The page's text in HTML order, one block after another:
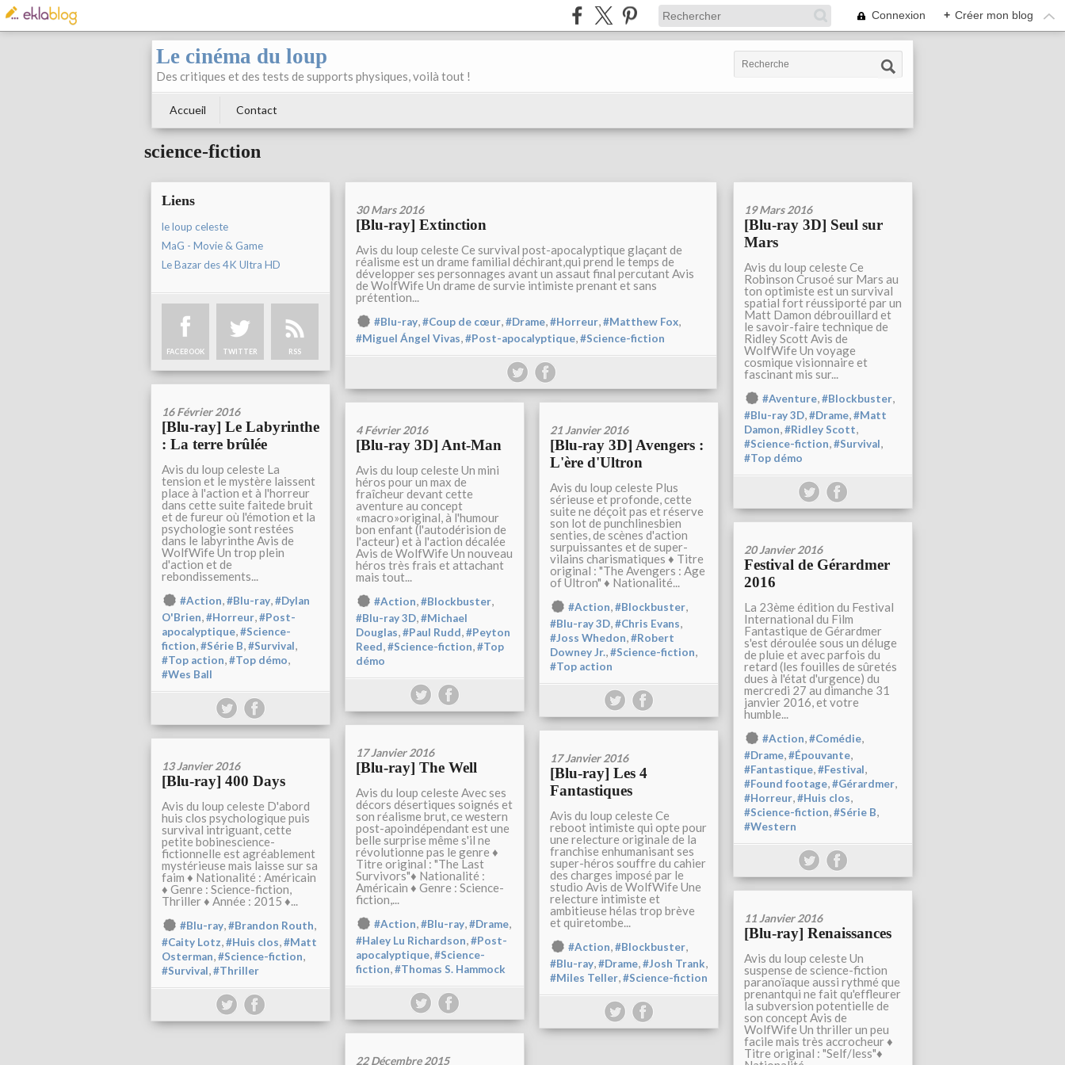
Connexion + Créer mon blog
Le cinéma du loup
Des critiques et des tests de supports physiques, voilà tout !
Accueil Contact
science-fiction
Liens
le loup celeste
MaG - Movie & Game
Le Bazar des 4K Ultra HD
FACEBOOK TWITTER RSS
30 Mars 2016
[Blu-ray] Extinction
Avis du loup celeste Ce survival post-apocalyptique glaçant de
réalisme est un drame familial déchirant,qui prend le temps de
développer ses personnages avant un assaut final percutant Avis
de WolfWife Un drame de survie intimiste prenant et sans
prétention...
#Blu-ray,#Coup de cœur,#Drame,#Horreur,#Matthew Fox,
#Miguel Ángel Vivas,#Post-apocalyptique,#Science-fiction
19 Mars 2016
[Blu-ray 3D] Seul sur
Mars
Avis du loup celeste Ce
Robinson Crusoé sur Mars au
ton optimiste est un survival
spatial fort réussiporté par un
Matt Damon débrouillard et
le savoir-faire technique de
Ridley Scott Avis de
WolfWife Un voyage
cosmique visionnaire et
fascinant mis sur...
#Aventure,#Blockbuster,
#Blu-ray 3D,#Drame,#Matt
Damon,#Ridley Scott,
#Science-fiction,#Survival,
#Top démo
16 Février 2016
[Blu-ray] Le Labyrinthe
: La terre brûlée
Avis du loup celeste La
tension et le mystère laissent
place à l'action et à l'horreur
dans cette suite faitede bruit
et de fureur où l'émotion et la
psychologie sont restées
dans le labyrinthe Avis de
WolfWife Un trop plein
d'action et de
rebondissements...
#Action,#Blu-ray,#Dylan
O'Brien,#Horreur,#Post-
apocalyptique,#Science-
fiction,#Série B,#Survival,
#Top action,#Top démo,
#Wes Ball
4 Février 2016
[Blu-ray 3D] Ant-Man
Avis du loup celeste Un mini
héros pour un max de
fraîcheur devant cette
aventure au concept
«macro»original, à l'humour
bon enfant (l'autodérision de
l'acteur) et à l'action décalée
Avis de WolfWife Un nouveau
héros très frais et attachant
mais tout...
#Action,#Blockbuster,
#Blu-ray 3D,#Michael
Douglas,#Paul Rudd,#Peyton
Reed,#Science-fiction,#Top
démo
21 Janvier 2016
[Blu-ray 3D] Avengers :
L'ère d'Ultron
Avis du loup celeste Plus
sérieuse et profonde, cette
suite ne déçoit pas et réserve
son lot de punchlinesbien
senties, de scènes d'action
surpuissantes et de super-
vilains charismatiques ♦ Titre
original : "The Avengers : Age
of Ultron" ♦ Nationalité...
#Action,#Blockbuster,
#Blu-ray 3D,#Chris Evans,
#Joss Whedon,#Robert
Downey Jr.,#Science-fiction,
#Top action
20 Janvier 2016
Festival de Gérardmer
2016
La 23ème édition du Festival
International du Film
Fantastique de Gérardmer
s'est déroulée sous un déluge
de pluie et avec parfois du
retard (les fouilles de sûretés
dues à l'état d'urgence) du
mercredi 27 au dimanche 31
janvier 2016, et votre
humble...
#Action,#Comédie,
#Drame,#Épouvante,
#Fantastique,#Festival,
#Found footage,#Gérardmer,
#Horreur,#Huis clos,
#Science-fiction,#Série B,
#Western
17 Janvier 2016
[Blu-ray] The Well
Avis du loup celeste Avec ses
décors désertiques soignés et
son réalisme brut, ce western
post-apoindépendant est une
belle surprise même s'il ne
révolutionne pas le genre ♦
Titre original : "The Last
Survivors"♦ Nationalité :
Américain ♦ Genre : Science-
fiction,...
#Action,#Blu-ray,#Drame,
#Haley Lu Richardson,#Post-
apocalyptique,#Science-
fiction,#Thomas S. Hammock
17 Janvier 2016
[Blu-ray] Les 4
Fantastiques
Avis du loup celeste Ce
reboot intimiste qui opte pour
une relecture originale de la
franchise enhumanisant ses
super-héros souffre du cahier
des charges imposé par le
studio Avis de WolfWife Une
relecture intimiste et
ambitieuse hélas trop brève
et quiretombe...
#Action,#Blockbuster,
#Blu-ray,#Drame,#Josh Trank,
#Miles Teller,#Science-fiction
13 Janvier 2016
[Blu-ray] 400 Days
Avis du loup celeste D'abord
huis clos psychologique puis
survival intriguant, cette
petite bobinescience-
fictionnelle est agréablement
mystérieuse mais laisse sur sa
faim ♦ Nationalité : Américain
♦ Genre : Science-fiction,
Thriller ♦ Année : 2015 ♦...
#Blu-ray,#Brandon Routh,
#Caity Lotz,#Huis clos,#Matt
Osterman,#Science-fiction,
#Survival,#Thriller
11 Janvier 2016
[Blu-ray] Renaissances
Avis du loup celeste Un
suspense de science-fiction
paranoïaque aussi rythmé que
prenantqui ne fait qu'effleurer
la subversion potentielle de
son concept Avis de
WolfWife Un thriller un peu
facile mais très accrocheur ♦
Titre original : "Self/less"♦
22 Décembre 2015